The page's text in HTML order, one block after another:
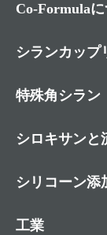
Co-Formula
シランカップ
特殊角シラン
シロキサンと
シリコーン添
工業